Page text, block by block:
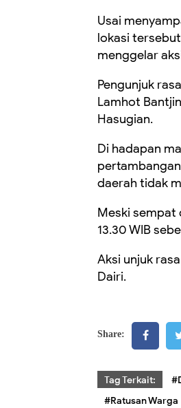
Usai
lokasi
menggelar
Pengunjuk
Lamhot
Hasugian.
Di hadapan
daerah tidak
Meski sempat
13.30 WIB
Aksi unjuk
Dairi.
Share:
Tag Terkait:
#Ratusan Warga